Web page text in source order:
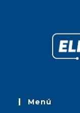
Menú